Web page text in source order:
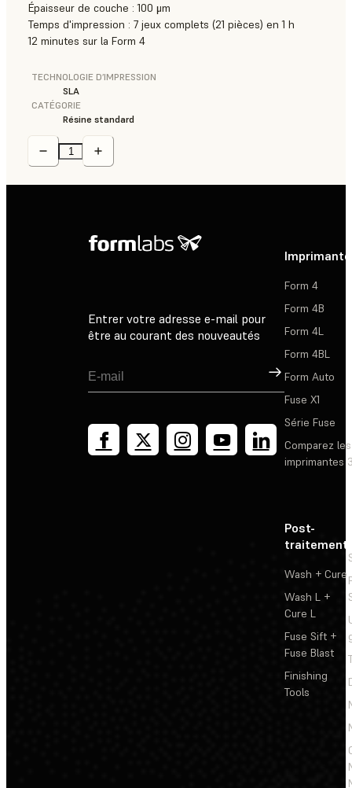
Épaisseur de couche : 100 μm
Temps d'impression : 7 jeux complets (21 pièces) en 1 h
12 minutes sur la Form 4
TECHNOLOGIE D’IMPRESSION
SLA
CATÉGORIE
Résine standard
Entrer votre adresse e-mail pour
être au courant des nouveautés
Inscription
Form 4
Form 4B
Form 4L
Form 4BL
Form Auto
Fuse X1
Série Fuse
Comparez les
imprimantes
Post-
traitement
Wash + Cure
Wash L +
Cure L
Fuse Sift +
Fuse Blast
Finishing
Tools